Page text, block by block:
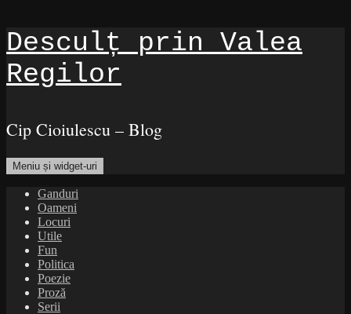
Sari
la
conținut
Desculț prin Valea
Regilor
Cip Cioiulescu – Blog
Meniu și widget-uri
Ganduri
Oameni
Locuri
Utile
Fun
Politica
Poezie
Proză
Serii